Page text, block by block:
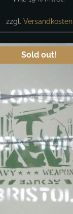
zzgl. Versandkosten
Sold out!